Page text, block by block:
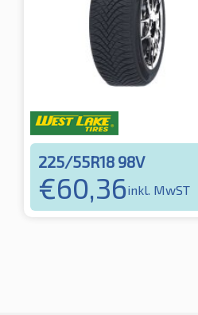
225/55R18 98V
€60,36inkl. MwST